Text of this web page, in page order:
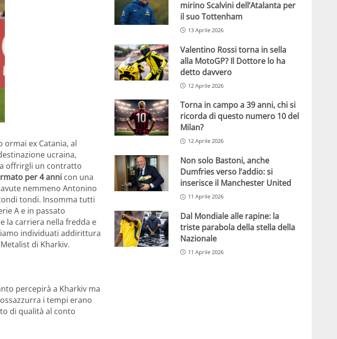
ormai ex Catania, al
ucraina,
offrirgli un contratto
per 4 anni con una
nemmeno Antonino
tondi. Insomma tutti
A e in passato
la carriera nella fredda e
individuati addirittura
di Kharkiv.
percepirà a Kharkiv ma
i tempi erano
di qualità al conto
mirino Scalvini dell’Atalanta per
il suo Tottenham
13 Aprile 2026
Valentino Rossi torna in sella
alla MotoGP? Il Dottore lo ha
detto davvero
12 Aprile 2026
Torna in campo a 39 anni, chi si
ricorda di questo numero 10 del
Milan?
12 Aprile 2026
Non solo Bastoni, anche
Dumfries verso l’addio: si
inserisce il Manchester United
11 Aprile 2026
Dal Mondiale alle rapine: la
triste parabola della stella della
Nazionale
11 Aprile 2026